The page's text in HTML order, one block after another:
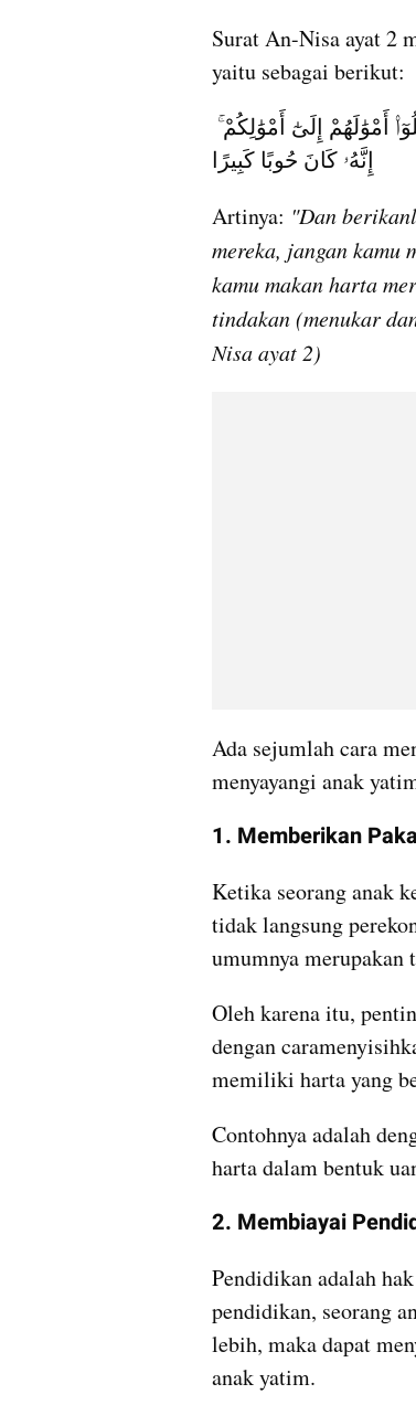
Surat An-Nisa ayat 2
yaitu sebagai berikut:
إِنَّهُۥ كَانَ حُوبًا كَبِيرًا
Artinya: "Dan
mereka, jangan kamu
kamu makan harta
tindakan (menukar
Nisa ayat 2)
Ada sejumlah cara
menyayangi anak
1. Memberikan
Ketika seorang anak
tidak langsung
umumnya merupakan
Oleh karena itu,
dengan
memiliki harta yang
Contohnya adalah
harta dalam bentuk
2. Membiayai
Pendidikan adalah
pendidikan, seorang
lebih, maka dapat
anak yatim.